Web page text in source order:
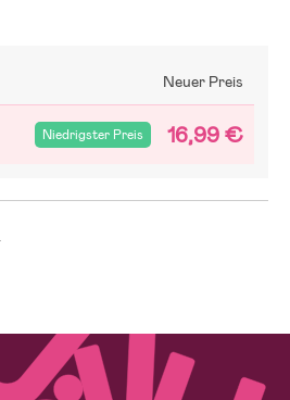
Neuer Preis
Niedrigster Preis 16,99 €